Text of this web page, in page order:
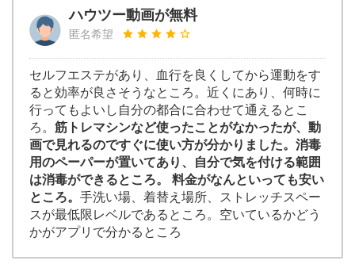
ハウツー動画が無料
匿名希望
セルフエステがあり、血行を良くしてから運動をす
ると効率が良さそうなところ。近くにあり、何時に
行ってもよいし自分の都合に合わせて通えるとこ
ろ。 筋トレマシンなど使ったことがなかったが、動
画で見れるのですぐに使い方が分かりました。消毒
用のペーパーが置いてあり、自分で気を付ける範囲
は消毒ができるところ。 料金がなんといっても安い
ところ。 手洗い場、着替え場所、ストレッチスペー
スが最低限レベルであるところ。空いているかどう
かがアプリで分かるところ